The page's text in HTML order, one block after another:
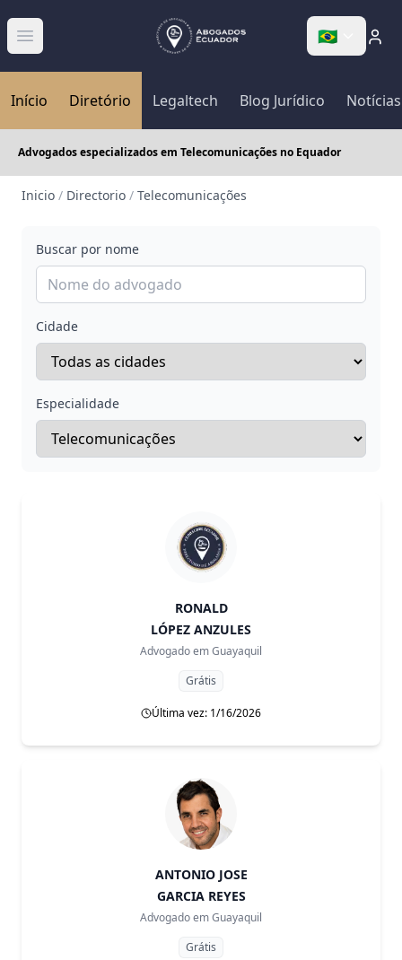
Abrir menú 🇧🇷
Início Diretório Legaltech Blog Jurídico Notícias
Advogados especializados em Telecomunicações no Equador
Inicio / Directorio / Telecomunicações
Buscar por nome
Cidade
Especialidade
RONALD
LÓPEZ ANZULES
Advogado emGuayaquil
Grátis
Última vez: 1/16/2026
ANTONIO JOSE
GARCIA REYES
Advogado emGuayaquil
Grátis